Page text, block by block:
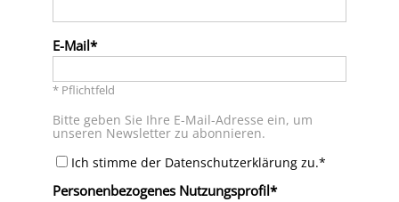
E-Mail
* Pflichtfeld
Bitte geben Sie Ihre E-Mail-Adresse ein, um
unseren Newsletter zu abonnieren.
Ich stimme der Datenschutzerklärung zu.*
Personenbezogenes Nutzungsprofil